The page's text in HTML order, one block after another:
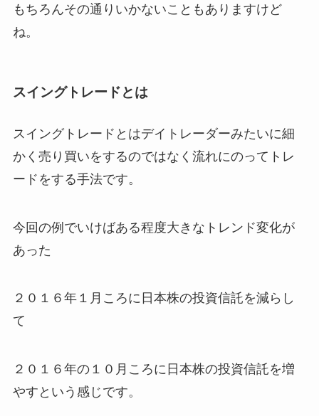
もちろんその通りいかないこともありますけど
ね。
スイングトレードとは
スイングトレードとはデイトレーダーみたいに細
かく売り買いをするのではなく流れにのってトレ
ードをする手法です。
今回の例でいけばある程度大きなトレンド変化が
あった
２０１６年１月ころに日本株の投資信託を減らし
て
２０１６年の１０月ころに日本株の投資信託を増
やすという感じです。